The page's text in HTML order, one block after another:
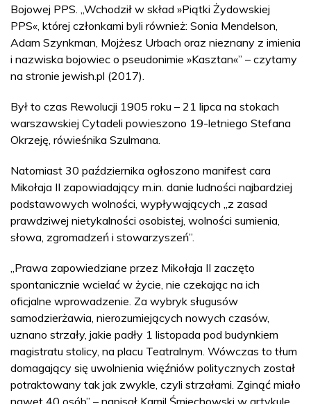
Bojowej PPS. „Wchodził w skład »Piątki Żydowskiej
PPS«, której członkami byli również: Sonia Mendelson,
Adam Szynkman, Mojżesz Urbach oraz nieznany z imienia
i nazwiska bojowiec o pseudonimie »Kasztan«” – czytamy
na stronie jewish.pl (2017).
Był to czas Rewolucji 1905 roku – 21 lipca na stokach
warszawskiej Cytadeli powieszono 19-letniego Stefana
Okrzeję, rówieśnika Szulmana.
Natomiast 30 października ogłoszono manifest cara
Mikołaja II zapowiadający m.in. danie ludności najbardziej
podstawowych wolności, wypływających „z zasad
prawdziwej nietykalności osobistej, wolności sumienia,
słowa, zgromadzeń i stowarzyszeń”.
„Prawa zapowiedziane przez Mikołaja II zaczęto
spontanicznie wcielać w życie, nie czekając na ich
oficjalne wprowadzenie. Za wybryk sługusów
samodzierżawia, nierozumiejących nowych czasów,
uznano strzały, jakie padły 1 listopada pod budynkiem
magistratu stolicy, na placu Teatralnym. Wówczas to tłum
domagający się uwolnienia więźniów politycznych został
potraktowany tak jak zwykle, czyli strzałami. Zginąć miało
nawet 40 osób” – napisał Kamil Śmiechowski w artykule